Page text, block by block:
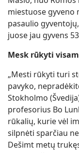
miestuose gyveno
pasaulio
juose jau gyvens
Mesk rūkyti
„Mesti rūkyti turi
pavyko,
Stokholmo
profesorius Bo
rūkalių, kurie vėl
silpnėti sparčiau
Dešimt metų